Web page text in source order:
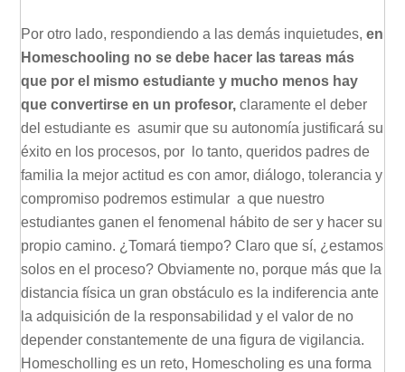
Por otro lado, respondiendo a las demás inquietudes,en
Homeschooling no se debe hacer las tareas más
que por el mismo estudiante y mucho menos hay
que convertirse en un profesor, claramente el deber
del estudiante es asumir que su autonomía justificará su
éxito en los procesos, por lo tanto, queridos padres de
familia la mejor actitud es con amor, diálogo, tolerancia y
compromiso podremos estimular a que nuestro
estudiantes ganen el fenomenal hábito de ser y hacer su
propio camino. ¿Tomará tiempo? Claro que sí, ¿estamos
solos en el proceso? Obviamente no, porque más que la
distancia física un gran obstáculo es la indiferencia ante
la adquisición de la responsabilidad y el valor de no
depender constantemente de una figura de vigilancia.
Homescholling es un reto, Homescholing es una forma